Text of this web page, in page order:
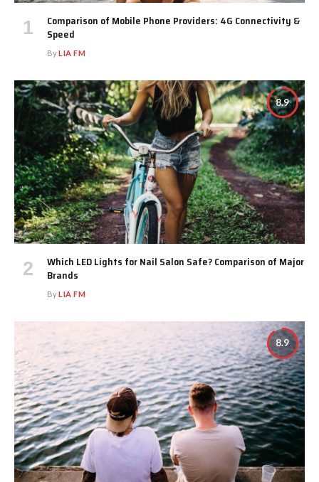
Comparison of Mobile Phone Providers: 4G Connectivity &
Speed
ByLIA FM
8.9
Which LED Lights for Nail Salon Safe? Comparison of Major
Brands
ByLIA FM
8.9